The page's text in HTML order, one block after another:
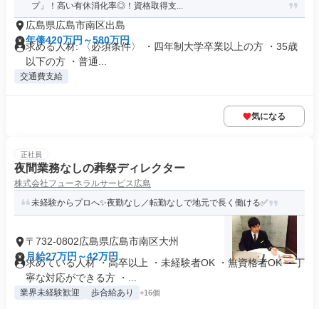
プ」！高い有休消化率◎！資格取得支...
広島県広島市南区出島
年俸420万円～580万円
求める人材: 〈必須条件〉 ・四年制大学卒業以上の方 ・35歳
以下の方 ・普通...
交通費支給
気になる
正社員
夜間業務なしの葬祭ディレクター
株式会社フューネラルサービス広島
未経験からプロへ✨夜勤なし／転勤なしで地元で長く働ける✅
〒732-0802広島県広島市南区大州
月給27万円～42万円
求めている人材 ・高卒以上 ・未経験者OK ・無資格者OK ・丁
寧な対応ができる方 ・...
業界未経験歓迎 歩合給あり +16個